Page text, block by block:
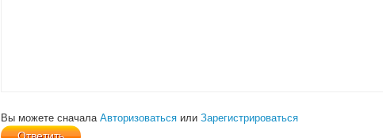
Вы можете сначала Авторизоваться или Зарегистрироваться